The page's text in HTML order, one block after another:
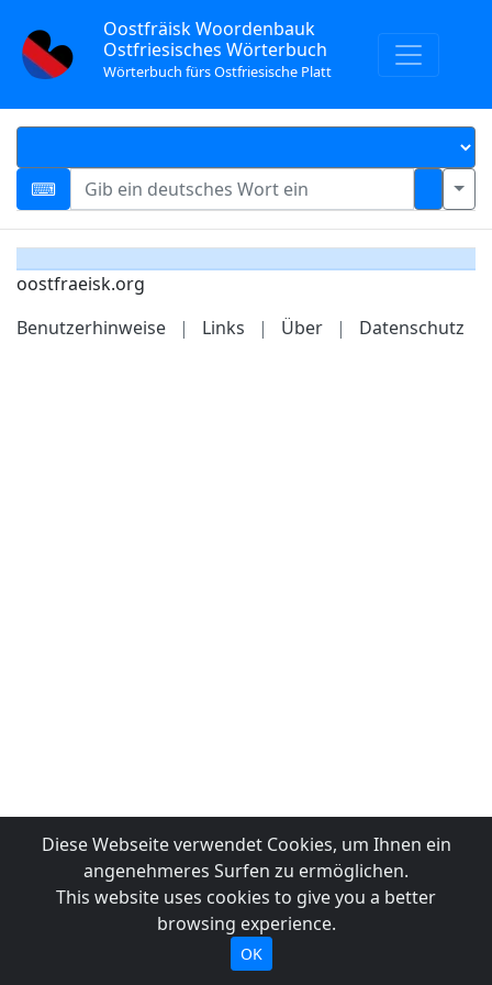
Oostfräisk Woordenbauk
Ostfriesisches Wörterbuch
Wörterbuch fürs Ostfriesische Platt
oostfraeisk.org
Benutzerhinweise
| Links | Über | Datenschutz
Diese Webseite verwendet Cookies, um Ihnen ein
angenehmeres Surfen zu ermöglichen.
This website uses cookies to give you a better
browsing experience.
OK